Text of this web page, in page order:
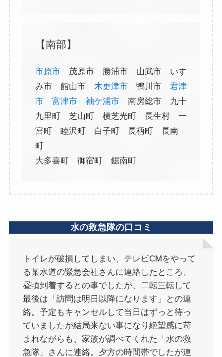
【南部】
市原市茂原市 勝浦市 山武市 いす
み市 館山市 木更津市鴨川市 君津
市
富津市 袖ケ浦市南房総市 九十
九里町 芝山町 横芝光町 長生村 一
宮町 睦沢町 白子町 長柄町 長南
町
大多喜町 御宿町 鋸南町
水の救急隊の口コミ
トイレが破損してしまい、テレビCMをやって
る某水道の緊急会社さんに連絡したところ、
昼頃到着するとの事でしたが、二転三転して
最後は「訪問は明日以降になります」との連
絡。予定もキャンセルして当日はずっと待っ
ていましたが結局来ない事になり絶望感に苛
まれながらも、家族が調べてくれた「水の救
急隊」さんに連絡。夕方の時間帯でしたが連